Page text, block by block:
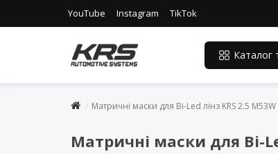
YouTube Instagram TikTok
Каталог
Матричні маски для Bi-Led лінз KRS 2.5
Матричні маски для Bi-